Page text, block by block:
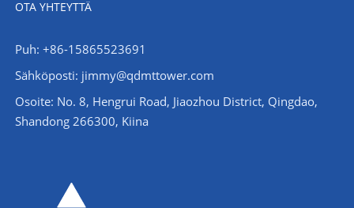
OTA YHTEYTTÄ
Puh: +86-15865523691
Sähköposti: jimmy@qdmttower.com
Osoite: No. 8, Hengrui Road, Jiaozhou District, Qingdao,
Shandong 266300, Kiina